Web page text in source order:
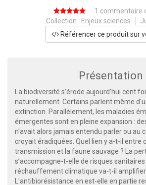
1 commentaire
Collection : Enjeux sciences
Référencer ce produit sur
Présentation
La biodiversité s’érode aujourd’hui cent
naturellement. Certains parlent même
extinction. Parallèlement, les maladies
émergentes sont en pleine expansion :
n'avait alors jamais entendu parler ou au
croyait éradiquées. Quel lien y a-t-il entre
transmission et la faune sauvage ? La
s’accompagne-t-elle de risques sanitaires
réchauffement climatique va-t-il
L'antibiorésistance en est-elle en partie